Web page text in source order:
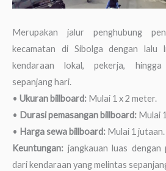
Merupakan jalur penghubung
kecamatan di Sibolga dengan
kendaraan lokal, pekerja,
sepanjang hari.
• Ukuran billboard: Mulai 1 x 2 meter.
• Durasi pemasangan billboard: Mulai
• Harga sewa billboard: Mulai 1 jutaan.
Keuntungan: jangkauan luas
dari kendaraan yang melintas